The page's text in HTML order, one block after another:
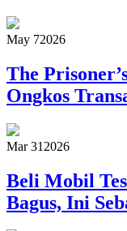
May 72026
The
Ongkos
Mar 31 2026
Beli Mobil
Bagus, Ini